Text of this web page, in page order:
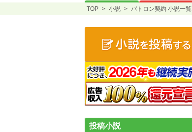
TOP > 小説 > パトロン契約 小説一覧
投稿小説